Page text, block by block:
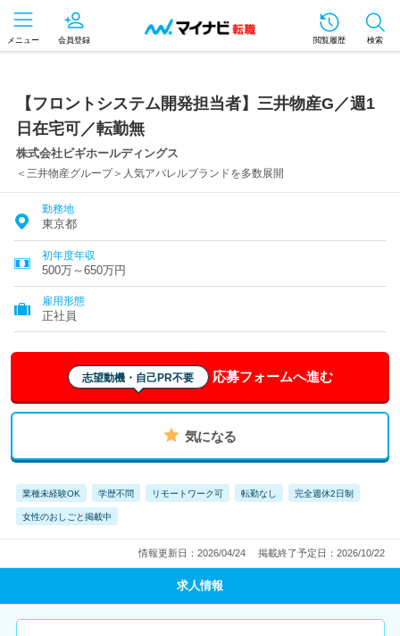
メニュー 会員登録 閲覧履歴 検索
【フロントシステム開発担当者】三井物産G／週1
日在宅可／転勤無
株式会社ビギホールディングス
＜三井物産グループ＞人気アパレルブランドを多数展開
勤務地
東京都
初年度年収
500万～650万円
雇用形態
正社員
志望動機・自己PR不要 応募フォームへ進む
気になる
業種未経験OK 学歴不問 リモートワーク可 転勤なし 完全週休2日制
女性のおしごと掲載中
情報更新日：2026/04/24 掲載終了予定日：2026/10/22
求人情報